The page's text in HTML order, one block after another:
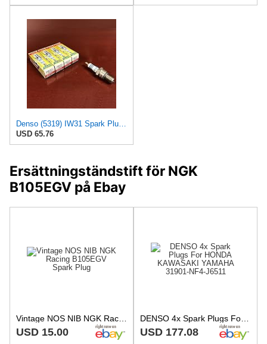
Denso (5319) IW31 Spark Plugs, Pack of 4
USD 65.76
Ersättningständstift för NGK
B105EGV på Ebay
Vintage NOS NIB NGK Racing B105EGV Spark Plug
USD 15.00 USD 177.08